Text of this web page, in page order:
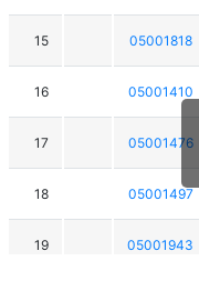
15 05001818
16 05001410
17 05001476
18 05001497
19 05001943